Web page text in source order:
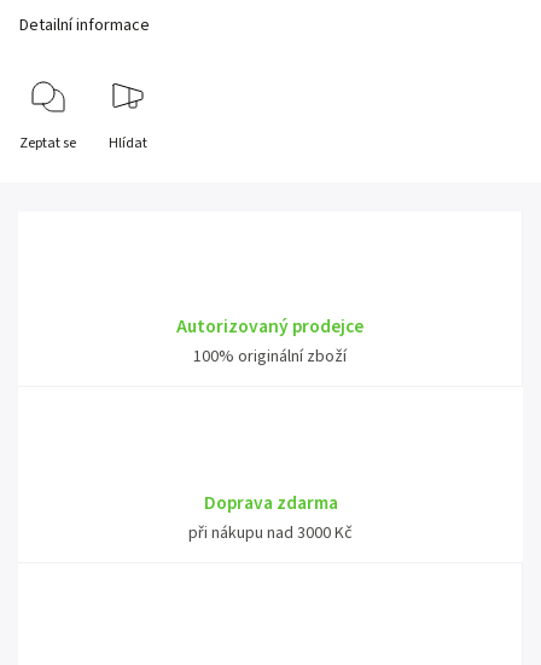
Detailní informace
Zeptat se Hlídat
Autorizovaný prodejce
100% originální zboží
Doprava zdarma
při nákupu nad 3000 Kč